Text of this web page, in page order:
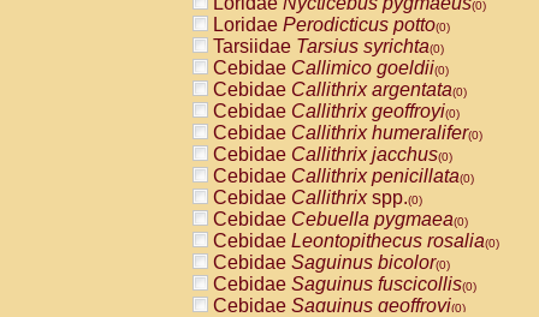
(0)
Loridae Perodicticus potto(0)
Tarsiidae Tarsius syrichta(0)
Cebidae Callimico goeldii(0)
Cebidae Callithrix argentata(0)
Cebidae Callithrix geoffroyi(0)
Cebidae Callithrix humeralifer(0)
Cebidae Callithrix jacchus(0)
Cebidae Callithrix penicillata(0)
Cebidae Callithrixspp.(0)
Cebidae Cebuella pygmaea(0)
Cebidae Leontopithecus rosalia(0)
Cebidae Saguinus bicolor(0)
Cebidae Saguinus fuscicollis(0)
Cebidae Saguinus geoffroyi(0)